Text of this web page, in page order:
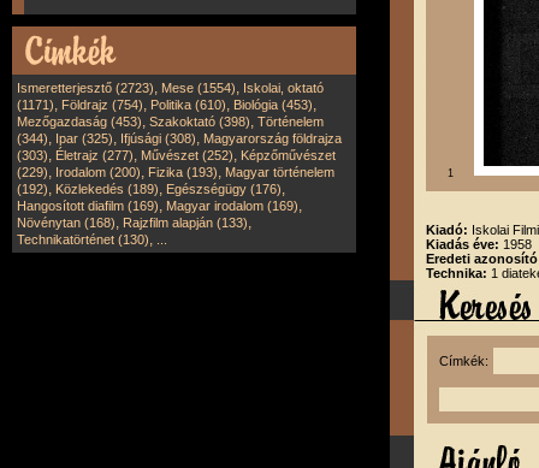
Ismeretterjesztő (2723), Mese (1554), Iskolai, oktató
(1171), Földrajz (754), Politika (610), Biológia (453),
Mezőgazdaság (453), Szakoktató (398), Történelem
(344), Ipar (325), Ifjúsági (308), Magyarország földrajza
(303), Életrajz (277), Művészet (252), Képzőművészet
(229), Irodalom (200), Fizika (193), Magyar történelem
(192), Közlekedés (189), Egészségügy (176),
Hangosított diafilm (169), Magyar irodalom (169),
Növénytan (168), Rajzfilm alapján (133),
Technikatörténet (130),
1
Kiadó: Iskolai
Kiadás éve: 1958
Eredeti
Technika: 1
Címkék: